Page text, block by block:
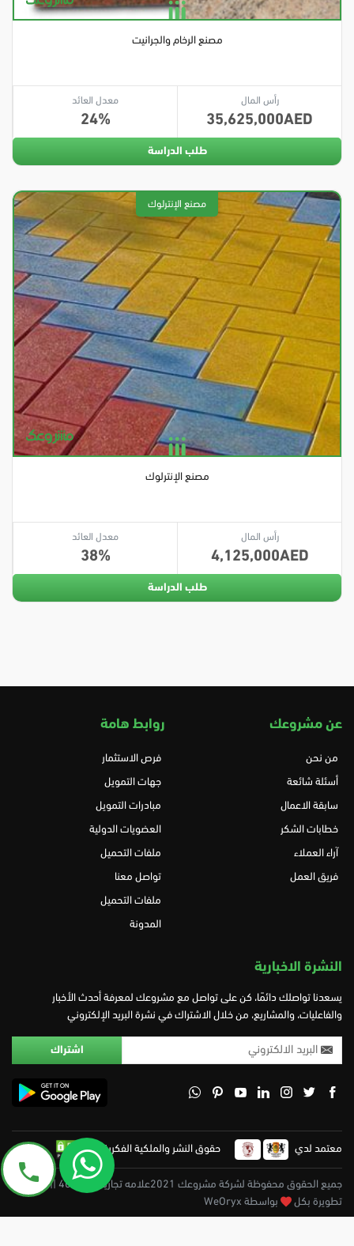
مصنع الرخام والجرانيت
رأس المال
35,625,000
معدل العائد
24
طلب الدراسة
مصنع الإنترلوك
رأس المال
4,125,000
معدل العائد
38
طلب الدراسة
عن مشروعك
من نحن
أسئلة شائعة
سابقة الاعمال
خطابات الشكر
آراء العملاء
فريق العمل
روابط هامة
فرص الاستثمار
جهات التمويل
مبادرات التمويل
العضويات الدولية
ملفات التحميل
تواصل معنا
ملفات التحميل
المدونة
النشرة الاخبارية
يسعدنا تواصلك دائمًا، كن على تواصل مع مشروعك لمعرفة أحدث الأخبار
والفاعليات، والمشاريع، من خلال الاشتراك في نشرة البريد الإلكتروني
معتمد لدي حقوق النشر والملكية الفكرية
جميع الحقوق محفوظة لشركة مشروعك 2021علامه تجاريه 402475 || تم
تطويرة بكل
بواسطة WeOryx